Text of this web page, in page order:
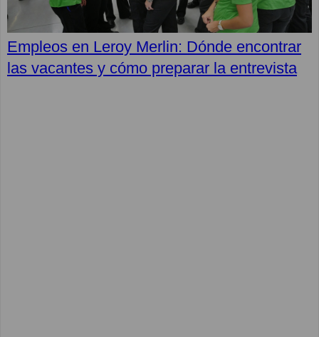
Empleos en Leroy Merlin: Dónde encontrar
las vacantes y cómo preparar la entrevista